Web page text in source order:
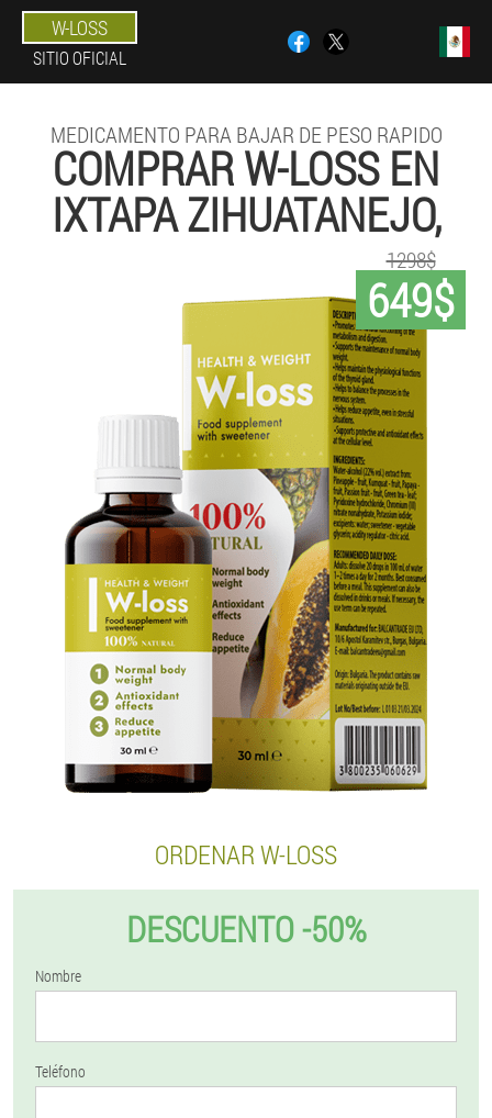
W-LOSS
SITIO OFICIAL
MEDICAMENTO PARA BAJAR DE PESO RAPIDO
COMPRAR W-LOSS EN
IXTAPA ZIHUATANEJO,
649$
1298$
ORDENAR W-LOSS
DESCUENTO -50%
Nombre
Teléfono